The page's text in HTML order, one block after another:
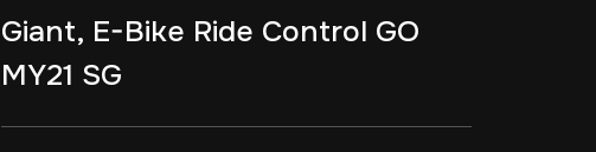
Giant, E-Bike Ride Control GO
MY21 SG